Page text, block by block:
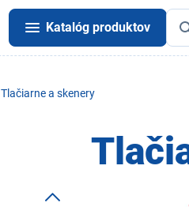
Katalóg produktov
Tlačiarne a skenery